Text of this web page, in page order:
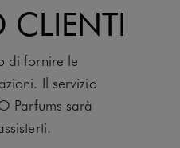
CLIENTI
di fornire le
Il servizio
Parfums sarà